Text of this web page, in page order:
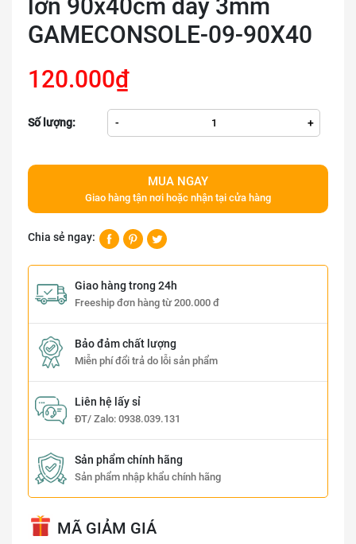
lớn 90x40cm dày 3mm
GAMECONSOLE-09-90X40
120.000₫
Số lượng: - +
MUA NGAY
Giao hàng tận nơi hoặc nhận tại cửa hàng
Chia sẻ ngay:
Giao hàng trong 24h
Freeship đơn hàng từ 200.000 đ
Bảo đảm chất lượng
Miễn phí đổi trả do lỗi sản phẩm
Liên hệ lấy sỉ
ĐT/ Zalo: 0938.039.131
Sản phẩm chính hãng
Sản phẩm nhập khẩu chính hãng
MÃ GIẢM GIÁ